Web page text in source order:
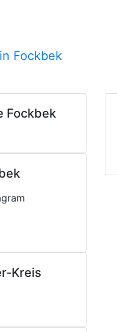
Fockbek
Fockbek
Kreis